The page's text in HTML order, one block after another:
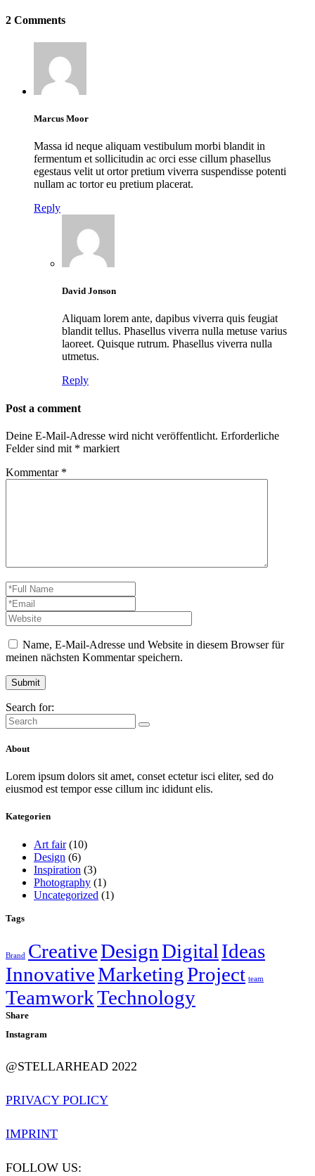
2 Comments
Marcus Moor
Massa id neque aliquam vestibulum morbi blandit in
fermentum et sollicitudin ac orci esse cillum phasellus
egestaus velit ut ortor pretium viverra suspendisse potenti
nullam ac tortor eu pretium placerat.
Reply
David Jonson
Aliquam lorem ante, dapibus viverra quis feugiat
blandit tellus. Phasellus viverra nulla metuse varius
laoreet. Quisque rutrum. Phasellus viverra nulla
utmetus.
Reply
Post a comment
Deine E-Mail-Adresse wird nicht veröffentlicht. Erforderliche
Felder sind mit * markiert
Kommentar *
Name, E-Mail-Adresse und Website in diesem Browser für
meinen nächsten Kommentar speichern.
Search for:
About
Lorem ipsum dolors sit amet, conset ectetur isci eliter, sed do
eiusmod est tempor esse cillum inc ididunt elis.
Kategorien
Art fair(10)
Design (6)
Inspiration (3)
Photography (1)
Uncategorized (1)
Tags
Brand CreativeDesignDigital Ideas
InnovativeMarketingProject team
TeamworkTechnology
Share
Instagram
@STELLARHEAD 2022
PRIVACY POLICY
IMPRINT
FOLLOW US: